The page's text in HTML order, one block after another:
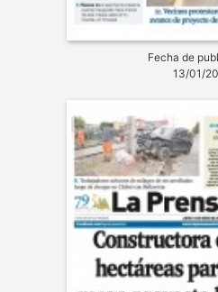
Fecha de
13/01/